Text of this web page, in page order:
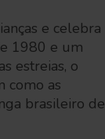
e celebra
1980 e um
estreias, o
como as
brasileiro de